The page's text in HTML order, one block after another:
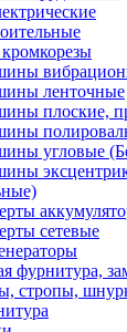
ленточные
плоские,
угловые
сетевые
фурнитура,
стропы,